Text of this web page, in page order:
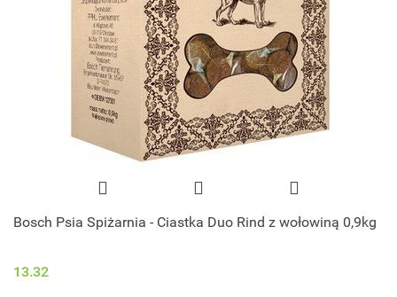
Bosch Psia Spiżarnia - Ciastka Duo Rind z wołowiną 0,9kg
13.32